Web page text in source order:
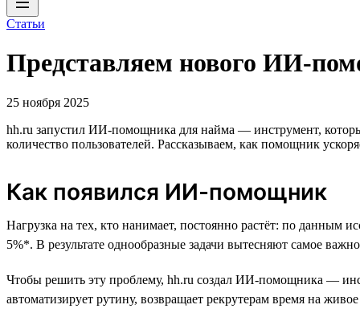
Статьи
Представляем нового ИИ-
25 ноября 2025
hh.ru запустил ИИ-помощника для найма — инструмент,
количество пользователей. Рассказываем, как помощник
Как появился ИИ-помощник
Нагрузка на тех, кто нанимает, постоянно растёт: по данным
5%*. В результате однообразные задачи вытесняют самое
Чтобы решить эту проблему, hh.ru создал ИИ-помощника —
автоматизирует рутину, возвращает рекрутерам время на